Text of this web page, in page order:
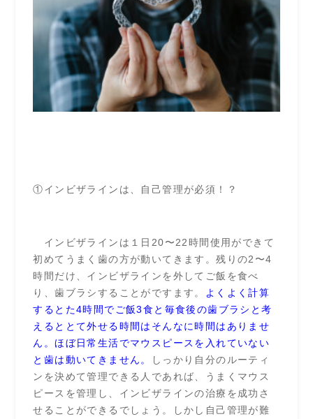
①インビザラインは、自己管理が必須！？
インビザラインは１日20〜22時間使用ができて
初めてうまく歯の方が動いてきます。残りの2〜4
時間だけ、インビザラインを外してご飯を食べ
り、歯ブラシすることがですます。
よくよく計算
するとた4時間でご飯3食と毎食後の歯ブラシと考
えるととて外せる時間はそんなに時間はありませ
ん。ほぼ日常生活でマウスピースを入れていない
と歯は動いてきません。
しっかり自分のルーティ
ンを決めて管理できる人であれば、うまくマウス
ピースを管理し、インビザラインの治療を成功さ
せることができるでしょう。しかし自己管理が難